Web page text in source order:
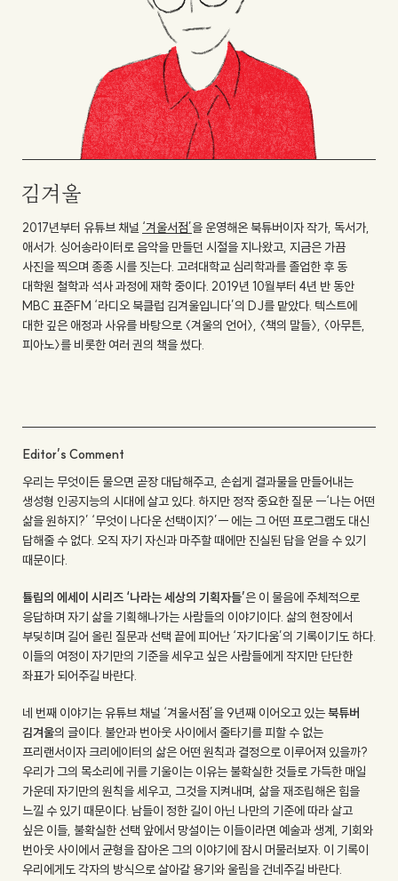
김겨울
2017년부터 유튜브 채널 ‘겨울서점’을 운영해온 북튜버이자 작가, 독서가,
애서가. 싱어송라이터로 음악을 만들던 시절을 지나왔고, 지금은 가끔
사진을 찍으며 종종 시를 짓는다. 고려대학교 심리학과를 졸업한 후 동
대학원 철학과 석사 과정에 재학 중이다. 2019년 10월부터 4년 반 동안
MBC 표준FM ‘라디오 북클럽 김겨울입니다’의 DJ를 맡았다. 텍스트에
대한 깊은 애정과 사유를 바탕으로 〈겨울의 언어〉, 〈책의 말들〉, 〈아무튼,
피아노〉를 비롯한 여러 권의 책을 썼다.
Editor’s Comment
우리는 무엇이든 물으면 곧장 대답해주고, 손쉽게 결과물을 만들어내는
생성형 인공지능의 시대에 살고 있다. 하지만 정작 중요한 질문 ㅡ‘나는 어떤
삶을 원하지?’ ‘무엇이 나다운 선택이지?’ㅡ 에는 그 어떤 프로그램도 대신
답해줄 수 없다. 오직 자기 자신과 마주할 때에만 진실된 답을 얻을 수 있기
때문이다.
튤립의 에세이 시리즈 ‘나라는 세상의 기획자들’은 이 물음에 주체적으로
응답하며 자기 삶을 기획해나가는 사람들의 이야기이다. 삶의 현장에서
부딪히며 길어 올린 질문과 선택 끝에 피어난 ‘자기다움’의 기록이기도 하다.
이들의 여정이 자기만의 기준을 세우고 싶은 사람들에게 작지만 단단한
좌표가 되어주길 바란다.
네 번째 이야기는 유튜브 채널 ‘겨울서점’을 9년째 이어오고 있는 북튜버
김겨울의 글이다. 불안과 번아웃 사이에서 줄타기를 피할 수 없는
프리랜서이자 크리에이터의 삶은 어떤 원칙과 결정으로 이루어져 있을까?
우리가 그의 목소리에 귀를 기울이는 이유는 불확실한 것들로 가득한 매일
가운데 자기만의 원칙을 세우고, 그것을 지켜내며, 삶을 재조립해온 힘을
느낄 수 있기 때문이다. 남들이 정한 길이 아닌 나만의 기준에 따라 살고
싶은 이들, 불확실한 선택 앞에서 망설이는 이들이라면 예술과 생계, 기회와
번아웃 사이에서 균형을 잡아온 그의 이야기에 잠시 머물러보자. 이 기록이
우리에게도 각자의 방식으로 살아갈 용기와 울림을 건네주길 바란다.